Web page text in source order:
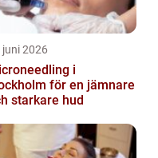
juni 2026
i
för en jämnare
starkare hud